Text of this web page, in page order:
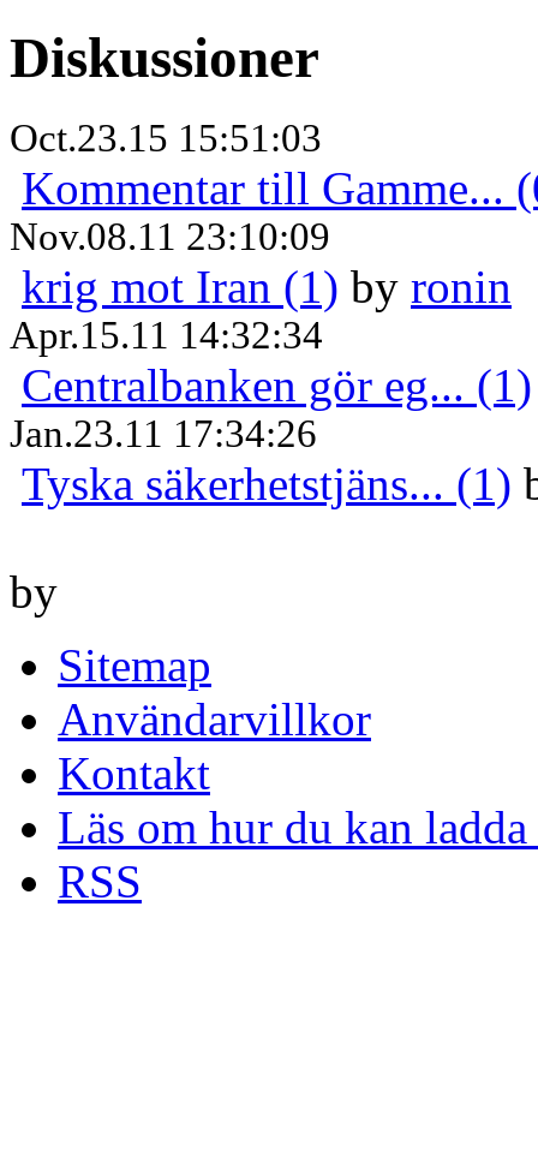
Diskussioner
Oct.23.15 15:51:03
Kommentar till Gamme...
Nov.08.11 23:10:09
krig mot Iran (1) by ronin
Apr.15.11 14:32:34
Centralbanken gör eg... (1)
Jan.23.11 17:34:26
Tyska säkerhetstjäns... (1)
by
Sitemap
Användarvillkor
Kontakt
Läs om hur du kan
RSS